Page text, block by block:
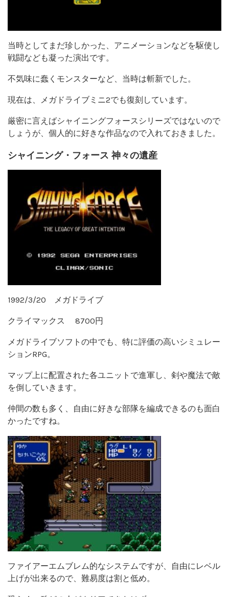
当時としてまだ珍しかった、アニメーションなどを駆使し
戦闘なども凝った演出です。
不気味に蠢くモンスターなど、当時は斬新でした。
現在は、メガドライブミニ2でも復刻しています。
厳密に言えばシャイニングフォースシリーズではないので
しょうが、個人的に好きな作品なので入れておきました。
シャイニング・フォース 神々の遺産
1992/3/20 メガドライブ
クライマックス 8700円
メガドライブソフトの中でも、特に評価の高いシミュレー
ションRPG。
マップ上に配置された各ユニットで進軍し、剣や魔法で敵
を倒していきます。
仲間の数も多く、自由に好きな部隊を編成できるのも面白
かったですね。
ファイアーエムブレム的なシステムですが、自由にレベル
上げが出来るので、難易度は割と低め。